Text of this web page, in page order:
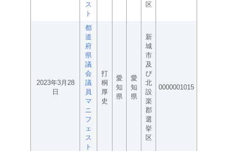
ス
ト
区
2023年3月28
日
都
道
府
県
議
会
議
員
マ
ニ
フ
ェ
ス
ト
打
桐
厚
史
愛
知
県
愛
知
県
新
城
市
及
び
北
設
楽
郡
選
挙
区
0000001015